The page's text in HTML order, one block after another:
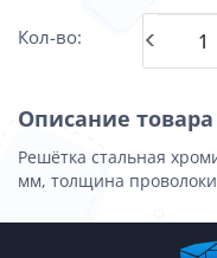
Кол-во:
Описание товара
Решётка стальная
мм, толщина